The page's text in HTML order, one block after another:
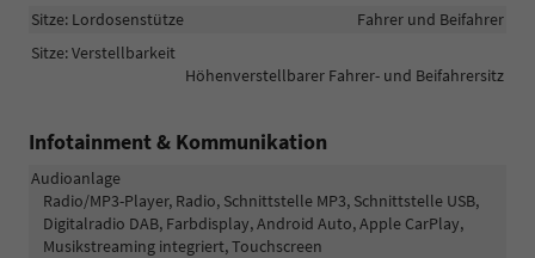
Sitze: Lordosenstütze
Fahrer und Beifahrer
Sitze: Verstellbarkeit
Höhenverstellbarer Fahrer- und Beifahrersitz
Infotainment & Kommunikation
Audioanlage
Radio/MP3-Player, Radio, Schnittstelle MP3, Schnittstelle USB,
Digitalradio DAB, Farbdisplay, Android Auto, Apple CarPlay,
Musikstreaming integriert, Touchscreen